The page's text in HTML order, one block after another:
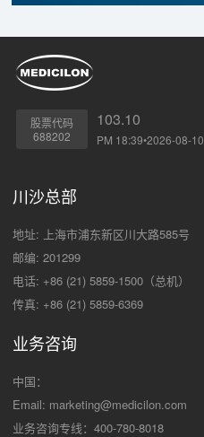
股票代码
688202
103.10
PM 18:39•2026-08-10
川沙总部
地址: 上海市浦东新区川大路585号
邮编: 201299
电话: +86 (21) 5859-1500（总机）
传真: +86 (21) 5859-6369
业务咨询
中国：
Email: marketing@medicilon.com
业务咨询专线：400-780-8018